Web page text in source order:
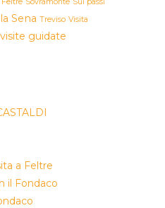
Sena Treviso Visita
visite guidate
a Feltre
il Fondaco